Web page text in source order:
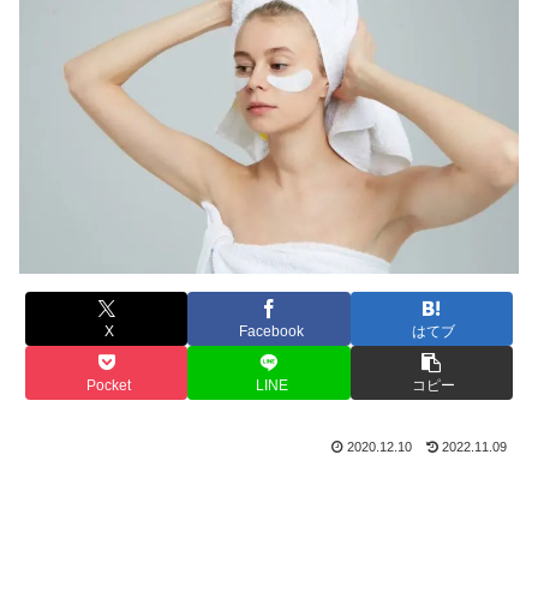
X Facebook はてブ
Pocket LINE コピー
2020.12.10 2022.11.09